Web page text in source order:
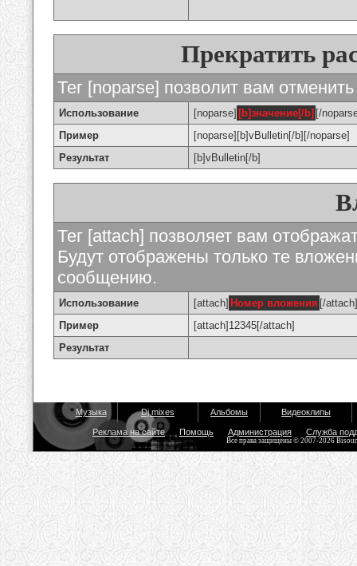
Прекратить
Тег [noparse] позволит вам
Использование [noparse] [b]значение[/b] [/
Пример
[noparse][b]vBulletin[/b][/noparse]
Результат
[b]vBulletin[/b]
Тег [attach] позволяет вам
Будут отображены только те
сообщению.
Использование [attach] Номер вложения [/attach]
Пример
[attach]12345[/attach]
Результат
Музыка Dj mixes Альбомы Видеоклипы
Реклама на сайте Помощь Администрация Служба
Все права защищены © 2007-2026